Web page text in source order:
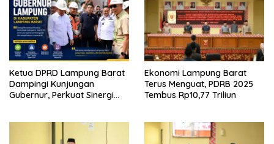
Ketua DPRD Lampung Barat
Dampingi Kunjungan
Gubernur, Perkuat Sinergi
Ekonomi Lampung Barat
Terus Menguat, PDRB 2025
Tembus Rp10,77 Triliun